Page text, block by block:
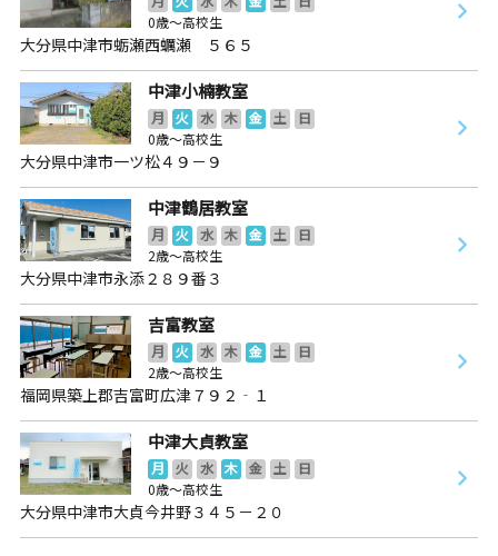
0歳～高校生
大分県中津市蛎瀬西蠣瀬 ５６５
中津小楠教室
月 火 水 木 金 土
日
0歳～高校生
大分県中津市一ツ松４９－９
中津鶴居教室
月 火 水 木 金 土
日
2歳～高校生
大分県中津市永添２８９番３
吉富教室
月 火 水 木 金 土
日
2歳～高校生
福岡県築上郡吉富町広津７９２‐１
中津大貞教室
月 火 水 木 金 土
日
0歳～高校生
大分県中津市大貞今井野３４５－２０